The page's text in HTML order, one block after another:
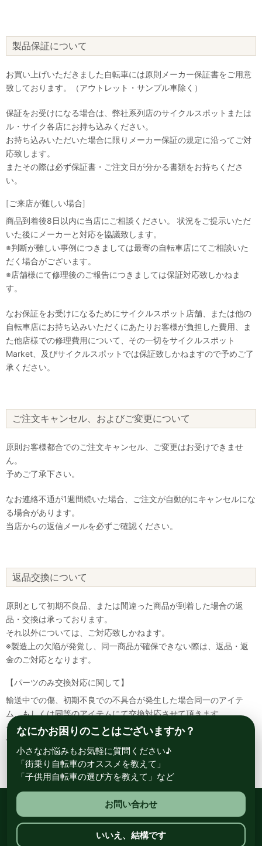
製品保証について
お買い上げいただきました自転車には原則メーカー保証書をご用意
致しております。（アウトレット・サンプル車除く）
保証をお受けになる場合は、弊社系列店のサイクルスポットまたは
ル・サイク各店にお持ち込みください。
お持ち込みいただいた場合に限りメーカー保証の規定に沿ってご対
応致します。
またその際は必ず保証書・ご注文日が分かる書類をお持ちくださ
い。
[ご来店が難しい場合]
商品到着後8日以内に当店にご相談ください。 状況をご提示いただ
いた後にメーカーと対応を協議致します。
※判断が難しい事例につきましては最寄の自転車店にてご相談いた
だく場合がございます。
※店舗様にて修理後のご報告につきましては保証対応致しかねま
す。
なお保証をお受けになるためにサイクルスポット店舗、または他の
自転車店にお持ち込みいただくにあたりお客様が負担した費用、ま
た他店様での修理費用について、その一切をサイクルスポット
Market、及びサイクルスポットでは保証致しかねますので予めご了
承ください。
ご注文キャンセル、およびご変更について
原則お客様都合でのご注文キャンセル、ご変更はお受けできませ
ん。
予めご了承下さい。
なお連絡不通が1週間続いた場合、ご注文が自動的にキャンセルにな
る場合があります。
当店からの返信メールを必ずご確認ください。
返品交換について
原則として初期不良品、または間違った商品が到着した場合の返
品・交換は承っております。
それ以外については、ご対応致しかねます。
※製造上の欠陥が発覚し、同一商品が確保できない際は、返品・返
金のご対応となります。
【パーツのみ交換対応に関して】
輸送中での傷、初期不良での不具合が発生した場合同一のアイテ
ム、もしくは同等のアイテムにて交換対応させて頂きます。
その場合該当部品を着払いにて返送して頂く必要が御座いますので
予めご了承ください。
総合自転車専門店 サイクルスポット ル・サイク
なにかお困りのことはございますか？
小さなお悩みもお気軽に質問ください♪
「街乗り自転車のオススメを教えて」
「子供用自転車の選び方を教えて」など
お問い合わせ
いいえ、結構です